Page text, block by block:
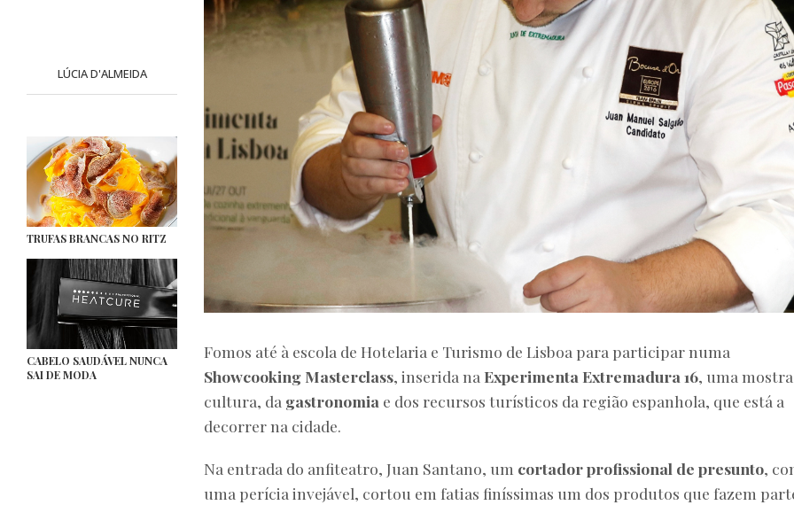
LÚCIA D'ALMEIDA
TRUFAS BRANCAS NO RITZ
CABELO SAUDÁVEL NUNCA
SAI DE MODA
Fomos até à escola de Hotelaria e Turismo de Lisboa para participar numa
Showcooking Masterclass, inserida na Experimenta Extremadura 16, uma
cultura, da gastronomia e dos recursos turísticos da região espanhola, que está a
decorrer na cidade.
Na entrada do anfiteatro, Juan Santano, um cortador profissional de presunto,
uma perícia invejável, cortou em fatias finíssimas um dos produtos que fazem